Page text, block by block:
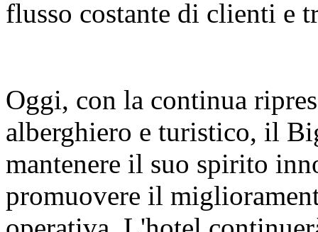
flusso costante di clienti e
Oggi, con la continua
alberghiero e turistico, il
mantenere il suo spirito
promuovere il